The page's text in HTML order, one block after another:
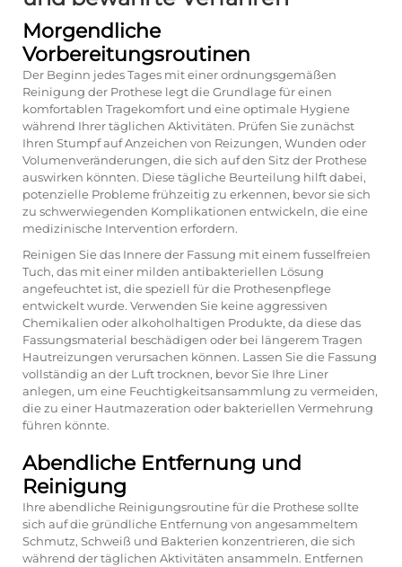
Morgendliche
Vorbereitungsroutinen
Der Beginn jedes Tages mit einer ordnungsgemäßen
Reinigung der Prothese legt die Grundlage für einen
komfortablen Tragekomfort und eine optimale Hygiene
während Ihrer täglichen Aktivitäten. Prüfen Sie zunächst
Ihren Stumpf auf Anzeichen von Reizungen, Wunden oder
Volumenveränderungen, die sich auf den Sitz der Prothese
auswirken könnten. Diese tägliche Beurteilung hilft dabei,
potenzielle Probleme frühzeitig zu erkennen, bevor sie sich
zu schwerwiegenden Komplikationen entwickeln, die eine
medizinische Intervention erfordern.
Reinigen Sie das Innere der Fassung mit einem fusselfreien
Tuch, das mit einer milden antibakteriellen Lösung
angefeuchtet ist, die speziell für die Prothesenpflege
entwickelt wurde. Verwenden Sie keine aggressiven
Chemikalien oder alkoholhaltigen Produkte, da diese das
Fassungsmaterial beschädigen oder bei längerem Tragen
Hautreizungen verursachen können. Lassen Sie die Fassung
vollständig an der Luft trocknen, bevor Sie Ihre Liner
anlegen, um eine Feuchtigkeitsansammlung zu vermeiden,
die zu einer Hautmazeration oder bakteriellen Vermehrung
führen könnte.
Abendliche Entfernung und
Reinigung
Ihre abendliche Reinigungsroutine für die Prothese sollte
sich auf die gründliche Entfernung von angesammeltem
Schmutz, Schweiß und Bakterien konzentrieren, die sich
während der täglichen Aktivitäten ansammeln. Entfernen